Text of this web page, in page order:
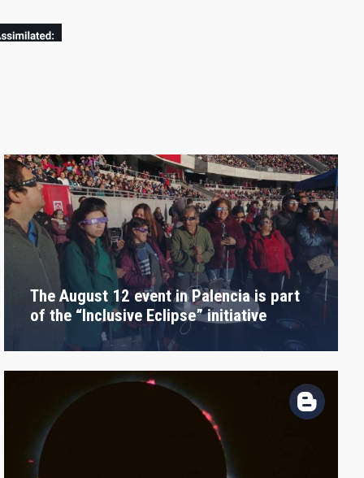
The August 12 event in Palencia is part
of the “Inclusive Eclipse” initiative